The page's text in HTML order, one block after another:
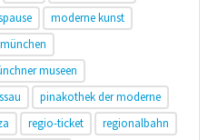
moderne kunst
münchen
museen
pinakothek der moderne
regio-ticket
regionalbahn